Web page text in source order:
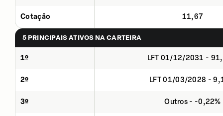
Cotação 11,67
5 PRINCIPAIS ATIVOS NA CARTEIRA
1º LFT 01/12/2031 -
2º LFT 01/03/2028 -
3º Outros - -0,22%